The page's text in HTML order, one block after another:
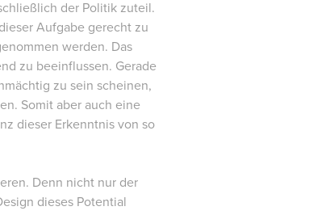
der Politik zuteil.
Aufgabe gerecht zu
werden. Das
zu beeinflussen. Gerade
zu sein scheinen,
Somit aber auch eine
dieser Erkenntnis von so
Denn nicht nur der
dieses Potential